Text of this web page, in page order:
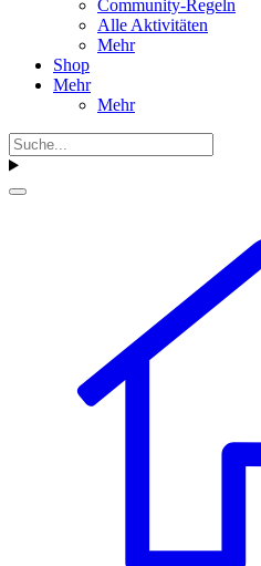
Community-Regeln
Alle Aktivitäten
Mehr
Shop
Mehr
Mehr